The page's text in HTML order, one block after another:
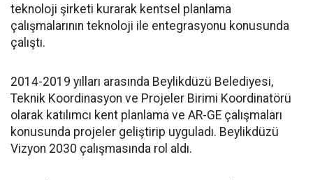
teknoloji şirketi kurarak kentsel planlama
çalışmalarının teknoloji ile entegrasyonu konusunda
çalıştı.
2014-2019 yılları arasında Beylikdüzü Belediyesi,
Teknik Koordinasyon ve Projeler Birimi Koordinatörü
olarak katılımcı kent planlama ve AR-GE çalışmaları
konusunda projeler geliştirip uyguladı. Beylikdüzü
Vizyon 2030 çalışmasında rol aldı.